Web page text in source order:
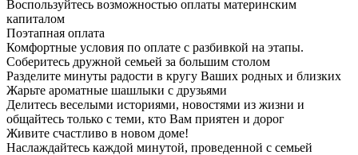
Воспользуйтесь возможностью оплаты материнским
капиталом
Поэтапная оплата
Комфортные условия по оплате с разбивкой на этапы.
Соберитесь дружной семьей за большим столом
Разделите минуты радости в кругу Ваших родных и близких
Жарьте ароматные шашлыки с друзьями
Делитесь веселыми историями, новостями из жизни и
общайтесь только с теми, кто Вам приятен и дорог
Живите счастливо в новом доме!
Наслаждайтесь каждой минутой, проведенной с семьей